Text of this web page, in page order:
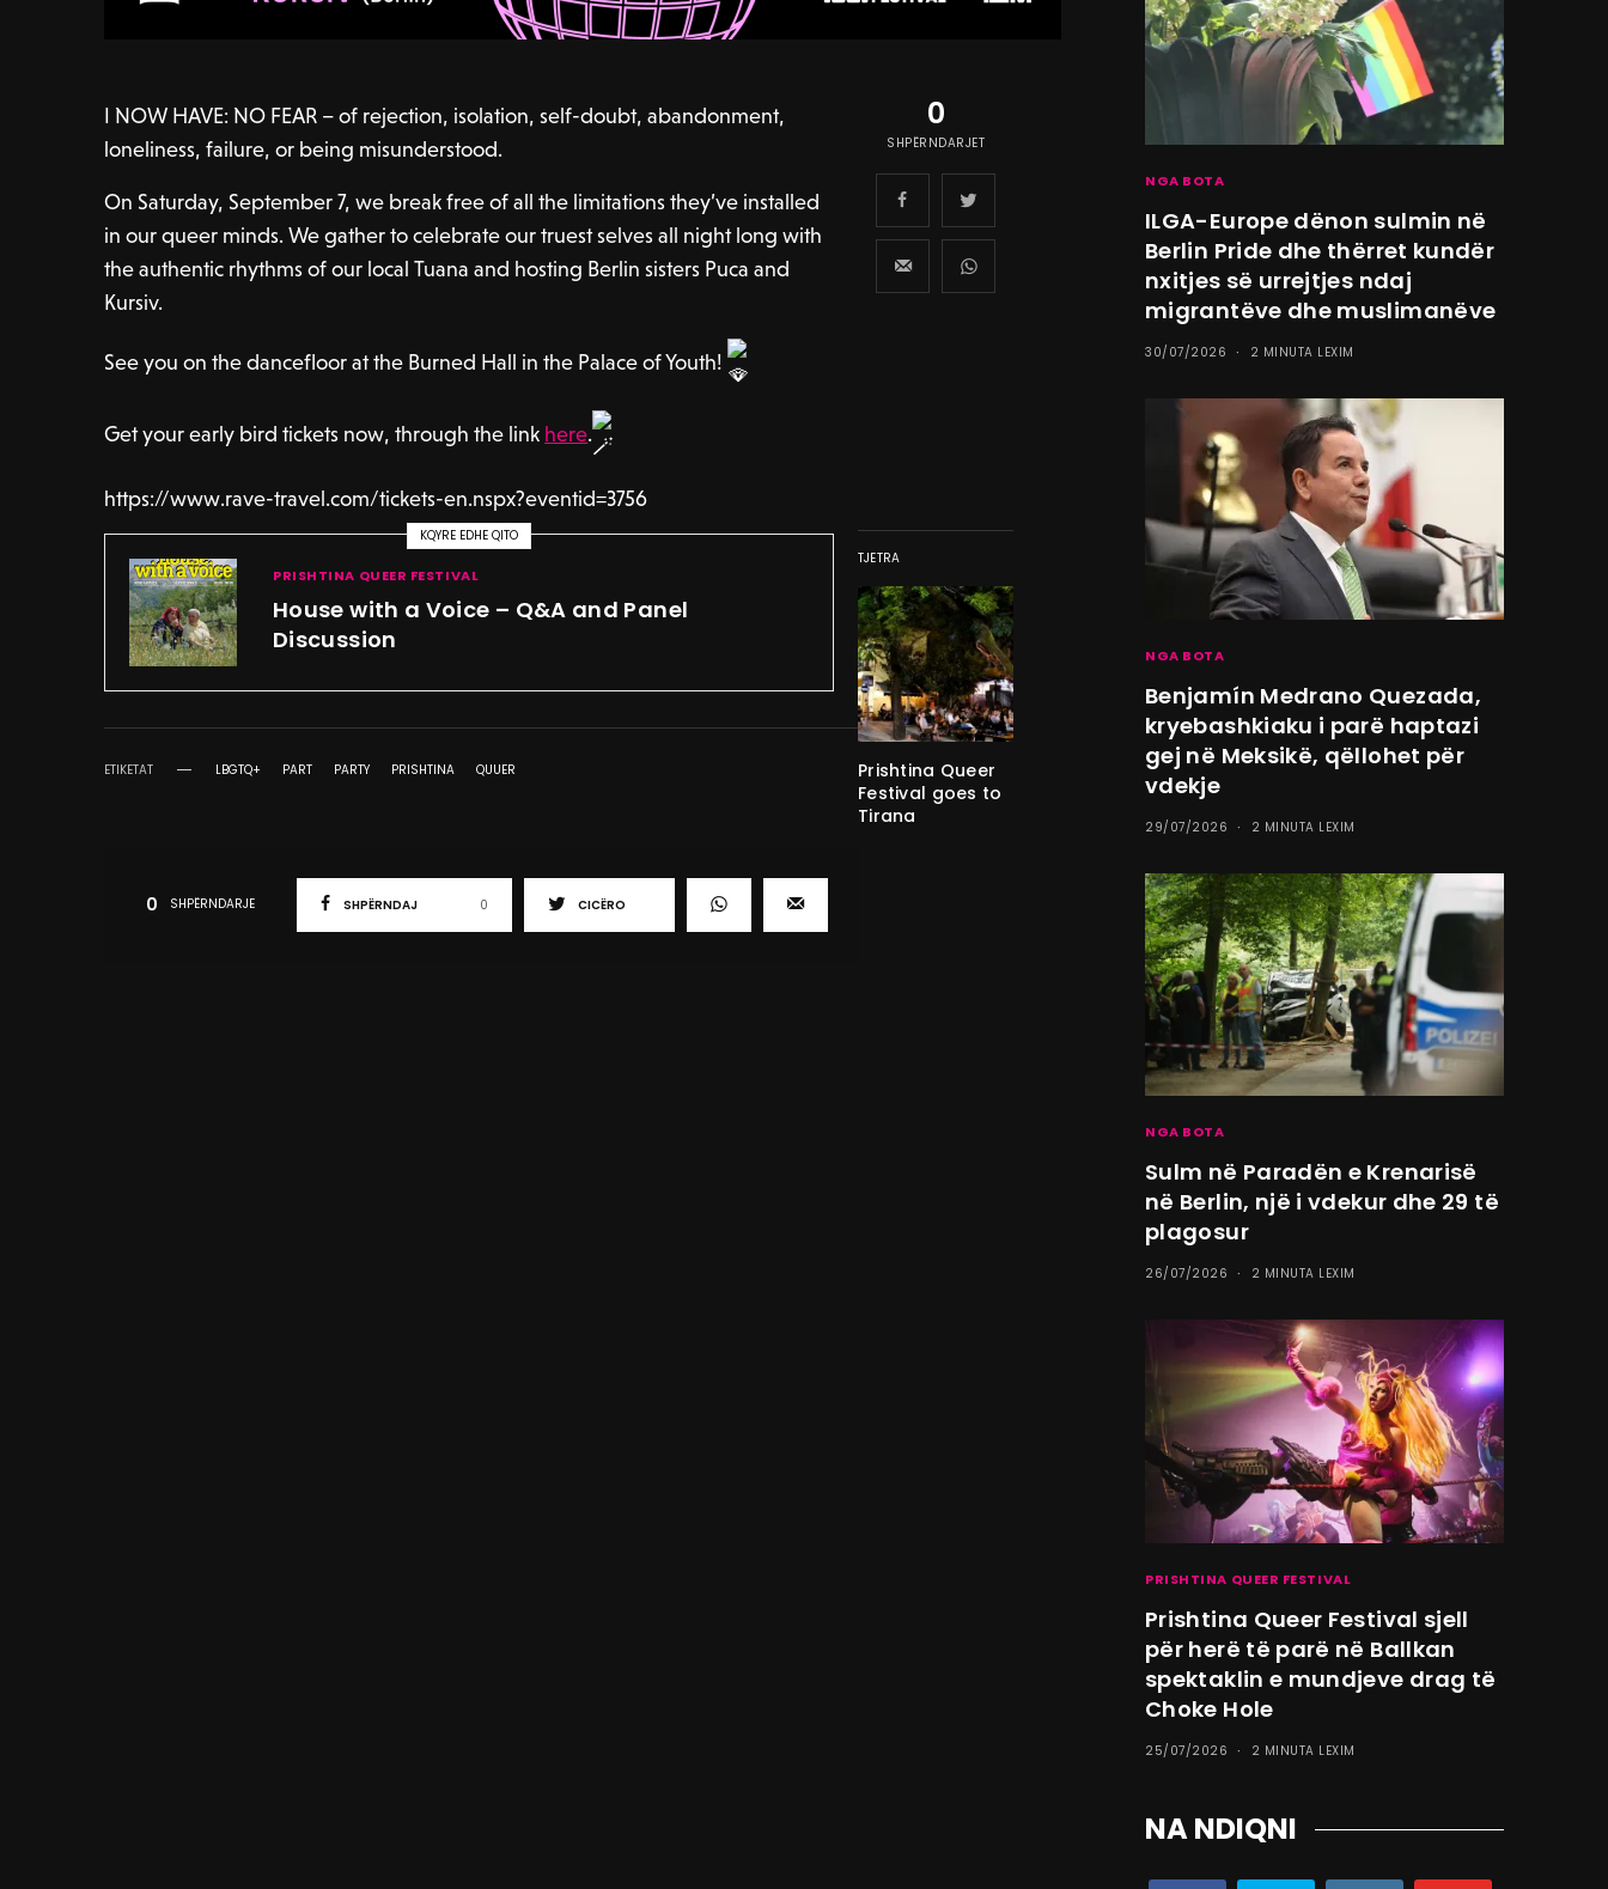
I NOW HAVE: NO FEAR – of rejection, isolation, self-doubt, abandonment,
loneliness, failure, or being misunderstood.
On Saturday, September 7, we break free of all the limitations they’ve installed
in our queer minds. We gather to celebrate our truest selves all night long with
the authentic rhythms of our local Tuana and hosting Berlin sisters Puca and
Kursiv.
See you on the dancefloor at the Burned Hall in the Palace of Youth!
Get your early bird tickets now, through the link here.
https://www.rave-travel.com/tickets-en.nspx?eventid=3756
KQYRE EDHE QITO
PRISHTINA QUEER FESTIVAL
House with a Voice – Q&A and Panel
Discussion
ETIKETAT LBGTQ+ PART PARTY PRISHTINA QUUER
0 SHPËRNDARJE SHPËRNDAJ 0 CICËRO
0
SHPËRNDARJET
TJETRA
Prishtina Queer
Festival goes to
Tirana
NGA BOTA
ILGA-Europe dënon sulmin në
Berlin Pride dhe thërret kundër
nxitjes së urrejtjes ndaj
migrantëve dhe muslimanëve
30/07/2026 2 MINUTA LEXIM
NGA BOTA
Benjamín Medrano Quezada,
kryebashkiaku i parë haptazi
gej në Meksikë, qëllohet për
vdekje
29/07/2026 2 MINUTA LEXIM
NGA BOTA
Sulm në Paradën e Krenarisë
në Berlin, një i vdekur dhe 29 të
plagosur
26/07/2026 2 MINUTA LEXIM
PRISHTINA QUEER FESTIVAL
Prishtina Queer Festival sjell
për herë të parë në Ballkan
spektaklin e mundjeve drag të
Choke Hole
25/07/2026 2 MINUTA LEXIM
NA NDIQNI